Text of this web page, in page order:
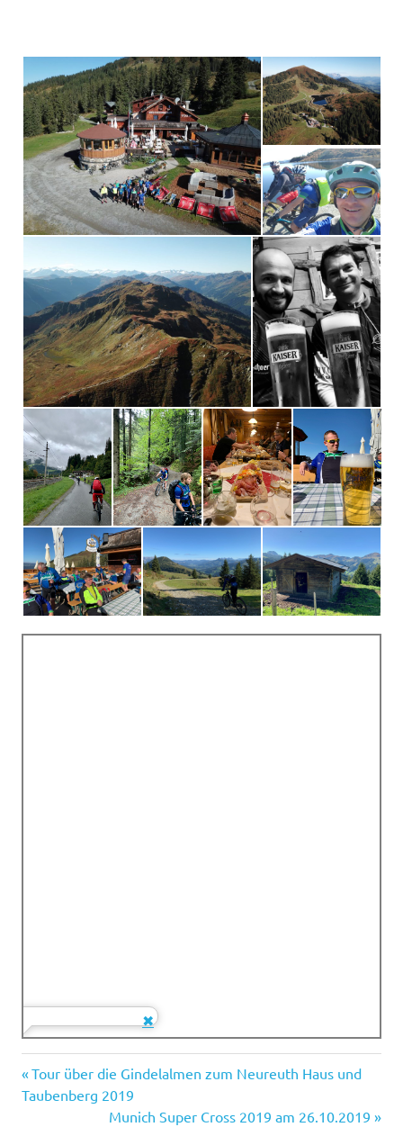
brechhorn
Beitragsnavigation
Vorheriger
Beitrag:
Tour über die Gindelalmen zum Neureuth Haus und
Taubenberg 2019
Nächster
Munich Super Cross 2019 am 26.10.2019